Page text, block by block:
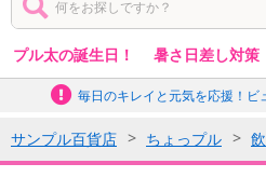
プル太の誕生日！ 暑さ日差し対策
毎日のキレイと元気を応援！ビ
サンプル百貨店 ちょっプル